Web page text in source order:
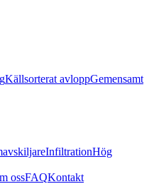
Källsorterat avloppGemensamt
InfiltrationHög
ossFAQKontakt